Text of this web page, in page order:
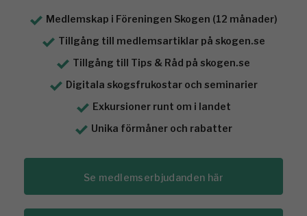
Medlemskap i Föreningen Skogen (12 månader)
Tillgång till medlemsartiklar på skogen.se
Tillgång till Tips & Råd på skogen.se
Digitala skogsfrukostar och seminarier
Exkursioner runt om i landet
Unika förmåner och rabatter
Se medlemserbjudanden här